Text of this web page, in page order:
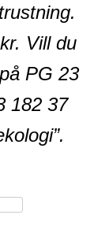
Vill du
PG 23
182 37